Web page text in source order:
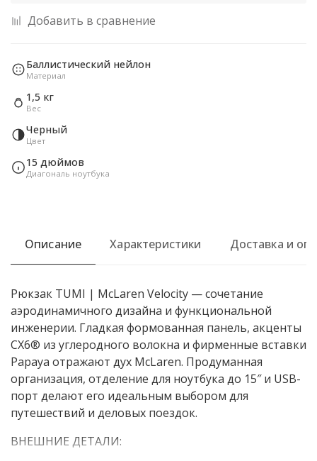
Добавить в сравнение
Баллистический нейлон
Материал
1,5 кг
Вес
Черный
Цвет
15 дюймов
Диагональ ноутбука
Описание Характеристики Доставка и
Рюкзак TUMI | McLaren Velocity — сочетание
аэродинамичного дизайна и функциональной
инженерии. Гладкая формованная панель, акценты
CX6® из углеродного волокна и фирменные вставки
Papaya отражают дух McLaren. Продуманная
организация, отделение для ноутбука до 15″ и USB-
порт делают его идеальным выбором для
путешествий и деловых поездок.
ВНЕШНИЕ ДЕТАЛИ: